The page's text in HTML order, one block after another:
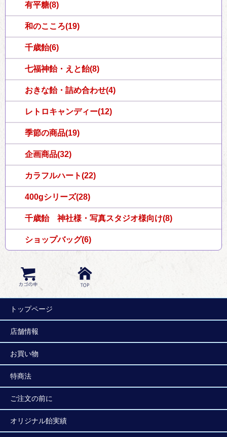
有平糖(8)
和のこころ(19)
千歳飴(6)
七福神飴・えと飴(8)
おきな飴・詰め合わせ(4)
レトロキャンディー(12)
季節の商品(19)
企画商品(32)
カラフルハート(22)
400gシリーズ(28)
千歳飴 神社様・写真スタジオ様向け(8)
ショップバッグ(6)
トップページ
店舗情報
お買い物
特商法
ご注文の前に
オリジナル飴実績